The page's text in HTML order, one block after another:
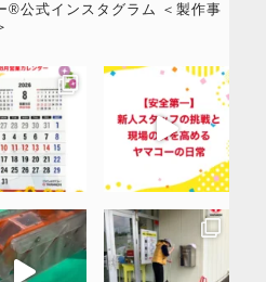
®公式インスタグラム ＜製作事